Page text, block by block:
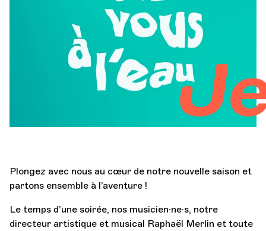
Plongez avec nous au cœur de notre nouvelle saison et
partons ensemble à l’aventure !
Le temps d’une soirée, nos musicien·ne·s, notre
directeur artistique et musical Raphaël Merlin et toute
L'OCG
Espace Pro
Se connecter